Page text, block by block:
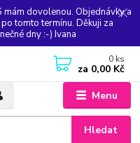
dovolenou. Objednávky a
tomto termínu. Děkuji za
dny :-) Ivana
Menu
Hledat
0 ks
za 0,00 Kč